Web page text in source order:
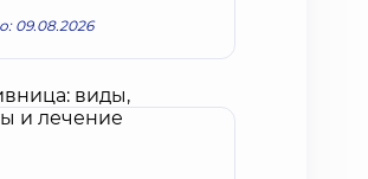
09.08.2026